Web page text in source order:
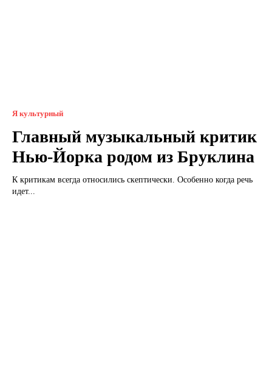
Я культурный
Главный музыкальный критик
Нью-Йорка родом из Бруклина
К критикам всегда относились скептически. Особенно когда речь
идет...